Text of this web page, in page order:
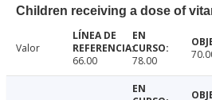
Children receiving a dose of
Valor
66.00
78.00